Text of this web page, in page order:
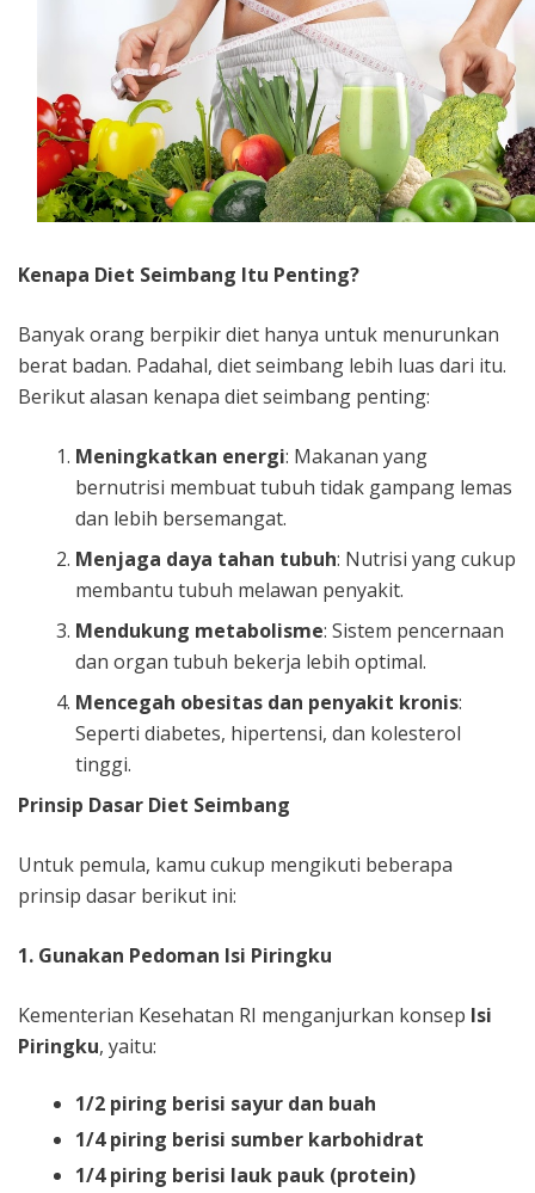
Kenapa Diet Seimbang Itu Penting?
Banyak orang berpikir diet hanya untuk menurunkan
berat badan. Padahal, diet seimbang lebih luas dari itu.
Berikut alasan kenapa diet seimbang penting:
Meningkatkan energi: Makanan yang
bernutrisi membuat tubuh tidak gampang lemas
dan lebih bersemangat.
Menjaga daya tahan tubuh: Nutrisi yang cukup
membantu tubuh melawan penyakit.
Mendukung metabolisme: Sistem pencernaan
dan organ tubuh bekerja lebih optimal.
Mencegah obesitas dan penyakit kronis:
Seperti diabetes, hipertensi, dan kolesterol
tinggi.
Prinsip Dasar Diet Seimbang
Untuk pemula, kamu cukup mengikuti beberapa
prinsip dasar berikut ini:
1. Gunakan Pedoman Isi Piringku
Kementerian Kesehatan RI menganjurkan konsep Isi
Piringku, yaitu:
1/2 piring berisi sayur dan buah
1/4 piring berisi sumber karbohidrat
1/4 piring berisi lauk pauk (protein)